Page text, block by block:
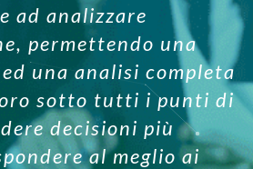
ad analizzare
permettendo una
una analisi completa
sotto tutti i punti di
decisioni più
al meglio ai